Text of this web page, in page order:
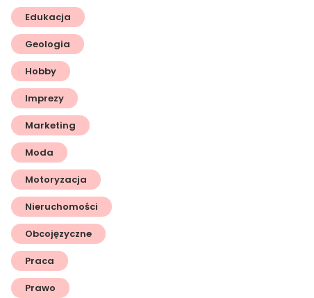
Edukacja
Geologia
Hobby
Imprezy
Marketing
Moda
Motoryzacja
Nieruchomości
Obcojęzyczne
Praca
Prawo